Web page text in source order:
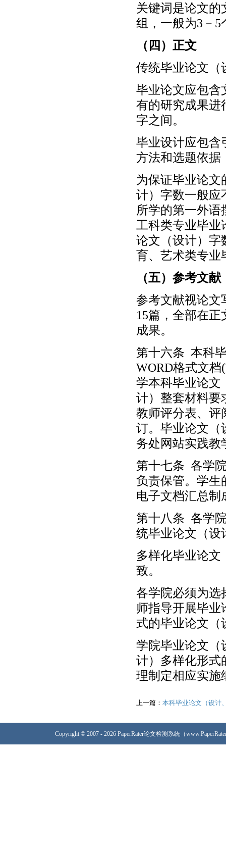
关键词是论文
组，一般为3－5
（四）正文
传统毕业论文（
毕业论文应包含
有的研究成果进
字之间。
毕业设计应包含
方法和选题依据
为保证毕业论
计）字数一般应
所学的第一外语
工科类专业毕业
论文（设计）字
育、艺术类专业
（五）参考文献
参考文献视论文
15篇，全部在
成果。
第十六条 本科
WORD格式文
学本科毕业论文
计）整套材料要
教师评分表、评
订。毕业论文（
务处网站实践教
第十七条 各学
负责保管。学生
电子文档汇总制
第十八条 各学
统毕业论文（设
多样化毕业论
致。
各学院必须为选
师指导开展毕
式的毕业论文（
学院毕业论文（
计）多样化形式
理制定相应实施
上一篇： 本科毕业论文（设计
Copyright © 2007 - 2026 PaperRater论文检测系统（